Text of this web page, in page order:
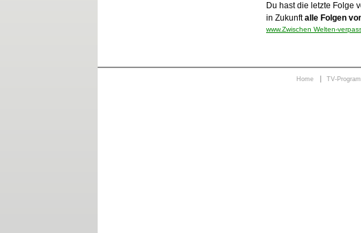
Du hast die letzte Folge
in Zukunftalle Folgen
www.Zwischen Welten-
Home TV-